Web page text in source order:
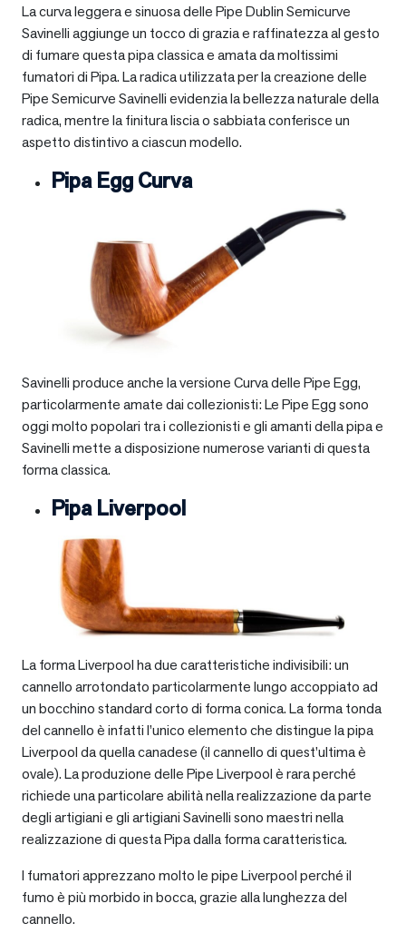
La curva leggera e sinuosa delle Pipe Dublin Semicurve
Savinelli aggiunge un tocco di grazia e raffinatezza al gesto
di fumare questa pipa classica e amata da moltissimi
fumatori di Pipa. La radica utilizzata per la creazione delle
Pipe Semicurve Savinelli evidenzia la bellezza naturale della
radica, mentre la finitura liscia o sabbiata conferisce un
aspetto distintivo a ciascun modello.
Pipa Egg Curva
Savinelli produce anche la versione Curva delle Pipe Egg,
particolarmente amate dai collezionisti: Le Pipe Egg sono
oggi molto popolari tra i collezionisti e gli amanti della pipa e
Savinelli mette a disposizione numerose varianti di questa
forma classica.
Pipa Liverpool
La forma Liverpool ha due caratteristiche indivisibili: un
cannello arrotondato particolarmente lungo accoppiato ad
un bocchino standard corto di forma conica. La forma tonda
del cannello è infatti l’unico elemento che distingue la pipa
Liverpool da quella canadese (il cannello di quest’ultima è
ovale). La produzione delle Pipe Liverpool è rara perché
richiede una particolare abilità nella realizzazione da parte
degli artigiani e gli artigiani Savinelli sono maestri nella
realizzazione di questa Pipa dalla forma caratteristica.
I fumatori apprezzano molto le pipe Liverpool perché il
fumo è più morbido in bocca, grazie alla lunghezza del
cannello.